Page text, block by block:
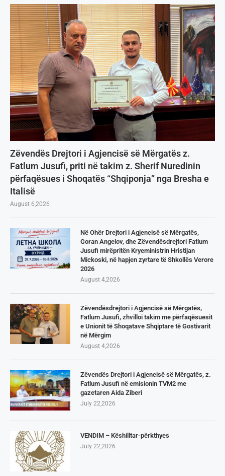
Zëvendës Drejtori i Agjencisë së Mërgatës z.
Fatlum Jusufi, priti në takim z. Sherif Nuredinin
përfaqësues i Shoqatës “Shqiponja” nga Bresha e
Italisë
August 6,2026
Në Ohër Drejtori i Agjencisë së Mërgatës,
Goran Angelov, dhe Zëvendësdrejtori Fatlum
Jusufi mirëpritën Kryeministrin Hristijan
Mickoski, në hapjen zyrtare të Shkollës Verore
2026
August 4,2026
Zëvendësdrejtori i Agjencisë së Mërgatës,
Fatlum Jusufi, zhvilloi takim me përfaqësuesit
e Unionit të Shoqatave Shqiptare të Gostivarit
në Mërgim
August 4,2026
Zëvendës Drejtori i Agjencisë së Mërgatës, z.
Fatlum Jusufi në emisionin TVM2 me
gazetaren Aida Ziberi
July 22,2026
VENDIM – Këshilltar-përkthyes
July 22,2026